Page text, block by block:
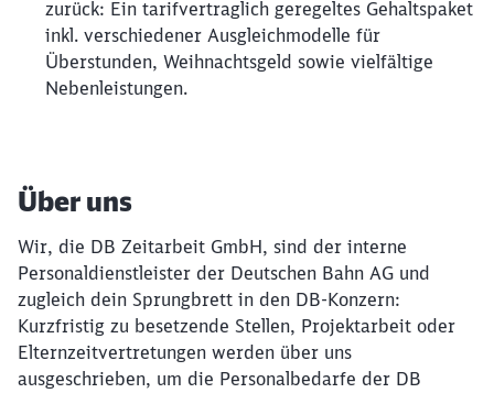
zurück: Ein tarifvertraglich geregeltes Gehaltspaket
inkl. verschiedener Ausgleichmodelle für
Überstunden, Weihnachtsgeld sowie vielfältige
Nebenleistungen.
Über uns
Wir, die DB Zeitarbeit GmbH, sind der interne
Personaldienstleister der Deutschen Bahn AG und
zugleich dein Sprungbrett in den DB-Konzern:
Kurzfristig zu besetzende Stellen, Projektarbeit oder
Elternzeitvertretungen werden über uns
ausgeschrieben, um die Personalbedarfe der DB